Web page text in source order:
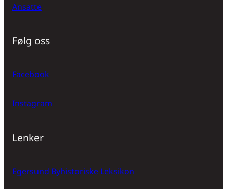
Ansatte
Følg oss
Facebook
Instagram
Lenker
Egersund Byhistoriske Leksikon